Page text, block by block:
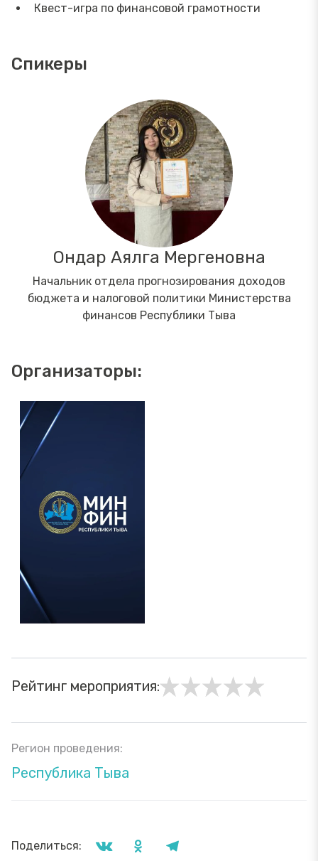
Квест-игра по финансовой грамотности
Спикеры
Ондар Аялга Мергеновна
Начальник отдела прогнозирования доходов
бюджета и налоговой политики Министерства
финансов Республики Тыва
Организаторы:
Рейтинг мероприятия:
Регион проведения:
Республика Тыва
Поделиться: